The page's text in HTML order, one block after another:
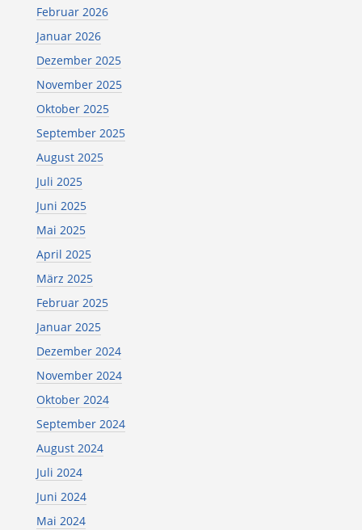
Februar 2026
Januar 2026
Dezember 2025
November 2025
Oktober 2025
September 2025
August 2025
Juli 2025
Juni 2025
Mai 2025
April 2025
März 2025
Februar 2025
Januar 2025
Dezember 2024
November 2024
Oktober 2024
September 2024
August 2024
Juli 2024
Juni 2024
Mai 2024